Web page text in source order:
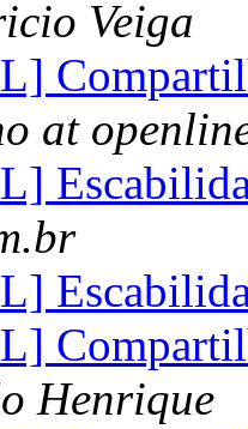
Veiga
at
Henrique